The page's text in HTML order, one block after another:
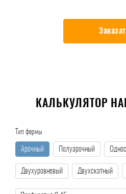
КАЛЬКУЛЯТОР
Тип фермы
Арочный Полуарочный
Двухуровневый Двухскатный